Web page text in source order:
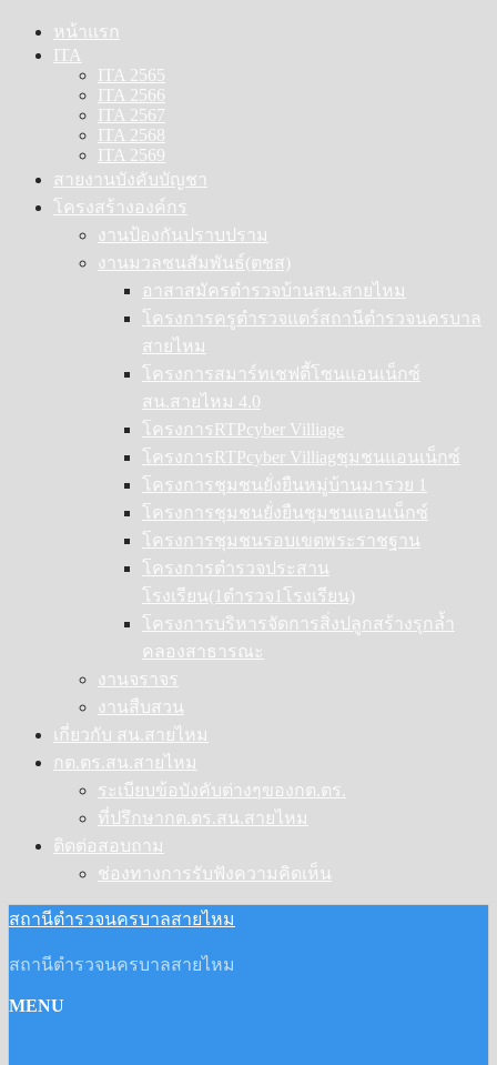
Skip
content
หน้าแรก
ITA
ITA 2565
ITA 2566
ITA 2567
ITA 2568
ITA 2569
สายงานบังคับบัญชา
โครงสร้างองค์กร
งานป้องกันปราบปราม
งานมวลชนสัมพันธ์(ตชส)
อาสาสมัครตำรวจบ้านสน.สายไหม
โครงการครูตำรวจแดร์สถานีตำรวจนครบาล
สายไหม
โครงการสมาร์ทเชฟตี้โซนแอนเน็กซ์
สน.สายไหม 4.0
โครงการRTPcyber Villiage
โครงการRTPcyber Villiagชุมชนแอนเน็กซ์
โครงการชุมชนยั่งยืนหมู่บ้านมารวย 1
โครงการชุมชนยั่งยืนชุมชนแอนเน็กซ์
โครงการชุมชนรอบเขตพระราชฐาน
โครงการตำรวจประสาน
โรงเรียน(1ตำรวจ1โรงเรียน)
โครงการบริหารจัดการสิ่งปลูกสร้างรุกล้ำ
คลองสาธารณะ
งานจราจร
งานสืบสวน
เกี่ยวกับ สน.สายไหม
กต.ตร.สน.สายไหม
ระเบียบข้อบังคับต่างๆของกต.ตร.
ที่ปรึกษากต.ตร.สน.สายไหม
ติดต่อสอบถาม
ช่องทางการรับฟังความคิดเห็น
สถานีตำรวจนครบาลสายไหม
สถานีตำรวจนครบาลสายไหม
MENU